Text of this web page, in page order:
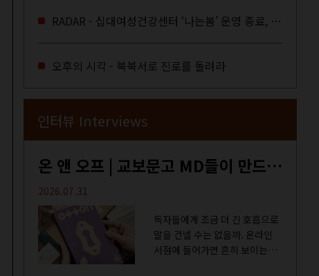
결정하는 심의기구인 최저임금
위원회에 대한 소식을 전하는 기
RADAR - 십대여성건강센터 ‘나는봄’ 운영 종료, 약자로부터 멀어지는 도시
오후의 시각 - 북북서로 진로를 돌려라
인터뷰 Interviews
온 앤 오프 | 교보문고 MD들이 만드는 종이 잡지 <어떤>
2026.07.31
독자들에게 조금 더 긴 호흡으로
말을 건넬 수는 없을까. 온라인
서점에 들어가면 흔히 보이는